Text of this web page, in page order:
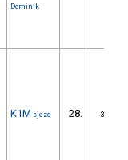
Dominik
K1M sjezd 28. 3/ZS